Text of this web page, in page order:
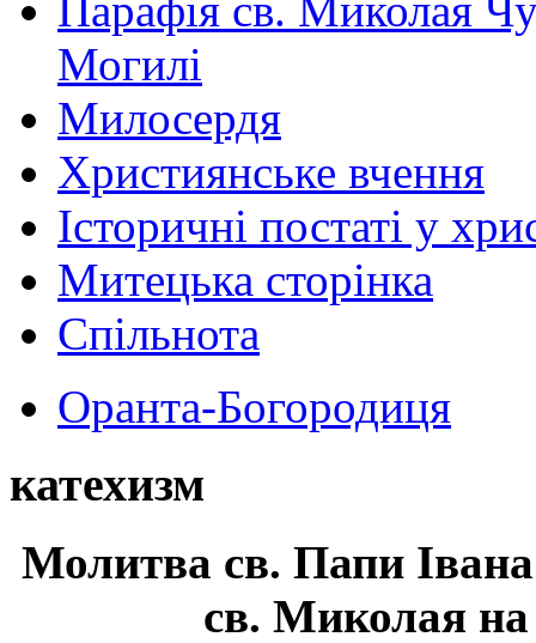
Парафія св. Миколая
Могилі
Милосердя
Християнське вчення
Історичні постаті у
Митецька сторінка
Спільнота
Оранта-Богородиця
катехизм
Молитва св. Папи
св. Миколая на